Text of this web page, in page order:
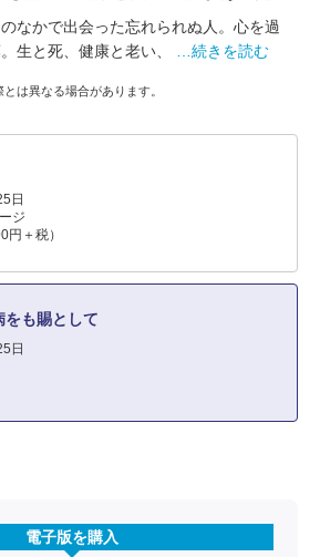
なかで出会った忘れられぬ人。心を過
生と死、健康と老い、
…続きを読む
は異なる場合があります。
日
ジ
＋税）
をも賜として
日
電子版を購入